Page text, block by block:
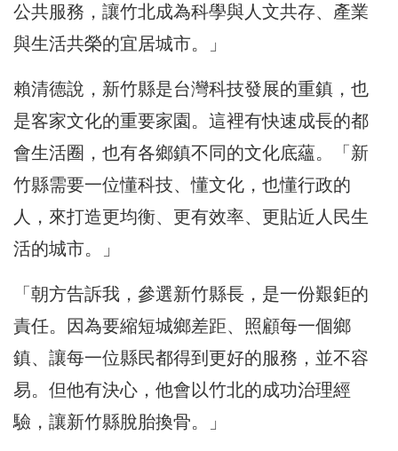
公共服務，讓竹北成為科學與人文共存、產業
與生活共榮的宜居城市。」
賴清德說，新竹縣是台灣科技發展的重鎮，也
是客家文化的重要家園。這裡有快速成長的都
會生活圈，也有各鄉鎮不同的文化底蘊。「新
竹縣需要一位懂科技、懂文化，也懂行政的
人，來打造更均衡、更有效率、更貼近人民生
活的城市。」
「朝方告訴我，參選新竹縣長，是一份艱鉅的
責任。因為要縮短城鄉差距、照顧每一個鄉
鎮、讓每一位縣民都得到更好的服務，並不容
易。但他有決心，他會以竹北的成功治理經
驗，讓新竹縣脫胎換骨。」